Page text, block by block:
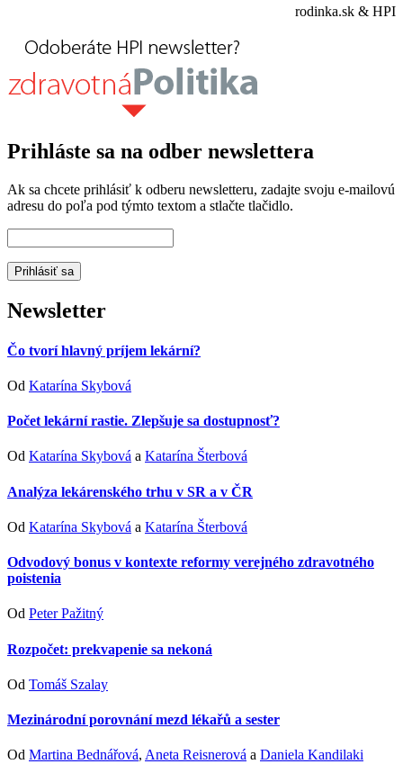
rodinka.sk & HPI
Prihláste sa na odber newslettera
Ak sa chcete prihlásiť k odberu newsletteru, zadajte svoju e-mailovú
adresu do poľa pod týmto textom a stlačte tlačidlo.
Newsletter
Čo tvorí hlavný príjem lekární?
Od Katarína Skybová
Počet lekární rastie. Zlepšuje sa dostupnosť?
Od Katarína Skybová a Katarína Šterbová
Analýza lekárenského trhu v SR a v ČR
Od Katarína Skybová a Katarína Šterbová
Odvodový bonus v kontexte reformy verejného zdravotného
poistenia
Od Peter Pažitný
Rozpočet: prekvapenie sa nekoná
Od Tomáš Szalay
Mezinárodní porovnání mezd lékařů a sester
Od Martina Bednářová, Aneta Reisnerová a Daniela Kandilaki